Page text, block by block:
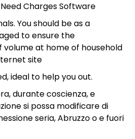
Charges Software
You should be as a
to ensure the
volume at home of household
site
ideal to help you out.
durante coscienza, e
si possa modificare di
seria, Abruzzo o e fuori